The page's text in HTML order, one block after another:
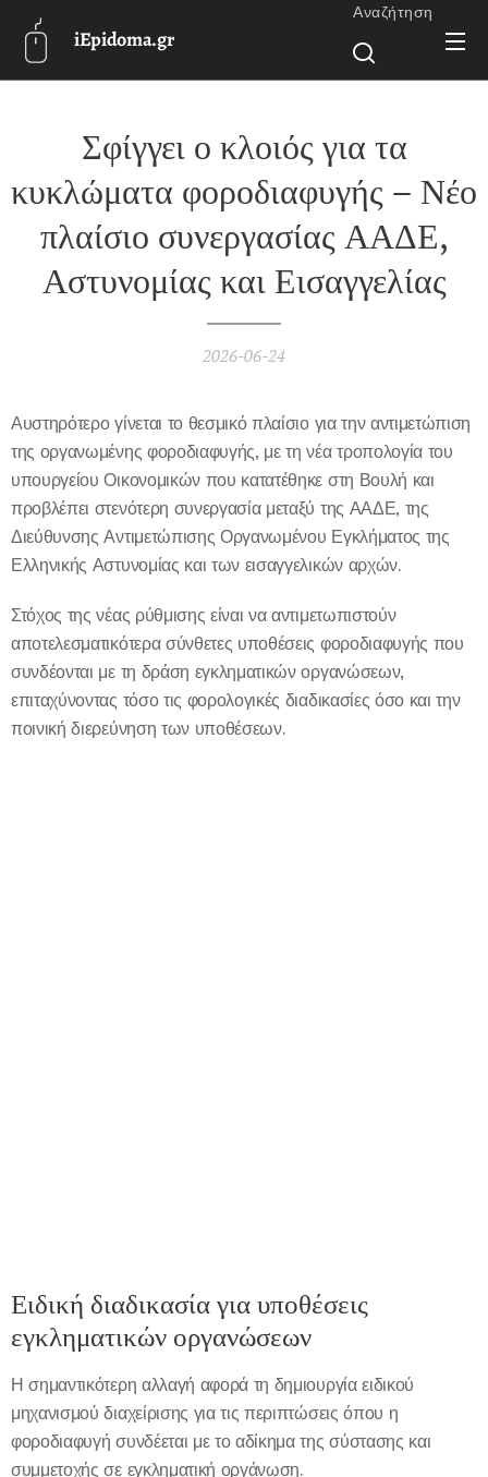
iEpidoma.gr
Αναζήτηση
Σφίγγει ο κλοιός για τα
κυκλώματα φοροδιαφυγής – Νέο
πλαίσιο συνεργασίας ΑΑΔΕ,
Αστυνομίας και Εισαγγελίας
2026-06-24
Αυστηρότερο γίνεται το θεσμικό πλαίσιο για την αντιμετώπιση
της οργανωμένης φοροδιαφυγής, με τη νέα τροπολογία του
υπουργείου Οικονομικών που κατατέθηκε στη Βουλή και
προβλέπει στενότερη συνεργασία μεταξύ της ΑΑΔΕ, της
Διεύθυνσης Αντιμετώπισης Οργανωμένου Εγκλήματος της
Ελληνικής Αστυνομίας και των εισαγγελικών αρχών.
Στόχος της νέας ρύθμισης είναι να αντιμετωπιστούν
αποτελεσματικότερα σύνθετες υποθέσεις φοροδιαφυγής που
συνδέονται με τη δράση εγκληματικών οργανώσεων,
επιταχύνοντας τόσο τις φορολογικές διαδικασίες όσο και την
ποινική διερεύνηση των υποθέσεων.
Ειδική διαδικασία για υποθέσεις
εγκληματικών οργανώσεων
Η σημαντικότερη αλλαγή αφορά τη δημιουργία ειδικού
μηχανισμού διαχείρισης για τις περιπτώσεις όπου η
φοροδιαφυγή συνδέεται με το αδίκημα της σύστασης και
συμμετοχής σε εγκληματική οργάνωση.